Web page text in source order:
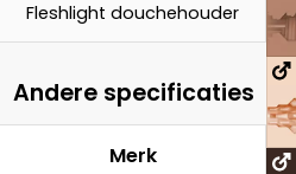
Fleshlight douchehouder
Andere specificaties
Merk